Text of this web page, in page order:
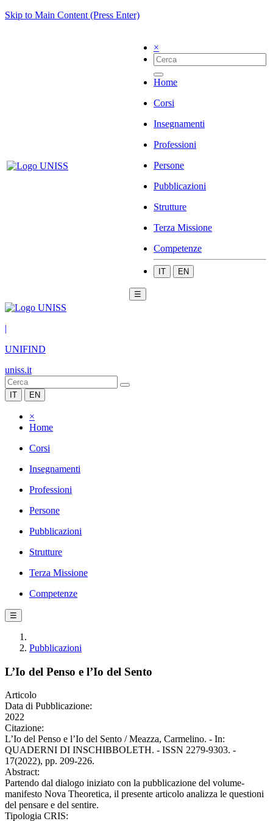
Skip to Main Content (Press Enter)
×
Home
Corsi
Insegnamenti
Professioni
Persone
Pubblicazioni
Strutture
Terza Missione
Competenze
IT EN
☰
|
UNIFIND
uniss.it
IT EN
×
Home
Corsi
Insegnamenti
Professioni
Persone
Pubblicazioni
Strutture
Terza Missione
Competenze
☰
Pubblicazioni
L’Io del Penso e l’Io del Sento
Articolo
Data di Pubblicazione:
2022
Citazione:
L’Io del Penso e l’Io del Sento / Meazza, Carmelino. - In:
QUADERNI DI INSCHIBBOLETH. - ISSN 2279-9303. -
17(2022), pp. 209-226.
Abstract:
Partendo dal dialogo iniziato con la pubblicazione del volume-
manifesto Nova Theoretica, il presente articolo analizza le questioni
del pensare e del sentire.
Tipologia CRIS: